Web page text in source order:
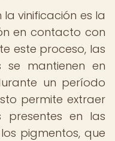
vinificación es la
en contacto con
este proceso, las
mantienen en
un período
permite extraer
presentes en las
pigmentos, que